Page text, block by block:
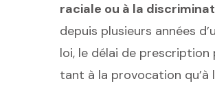
raciale ou à la
depuis plusieurs années
loi, le délai de
tant à la provocation qu’à